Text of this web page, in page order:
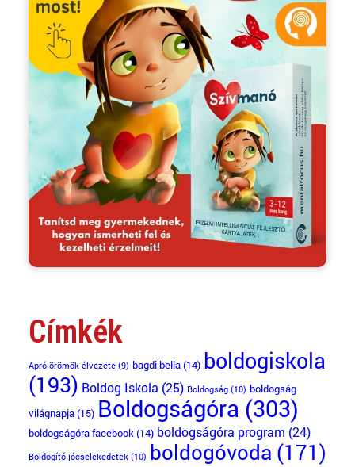
Címkék
Apró örömök élvezete(9) bagdi bella(14) boldogiskola
(193) Boldog Iskola (25) Boldogság(10) boldogság
világnapja(15) Boldogságóra (303)
boldogságóra facebook(14) boldogságóra program (24)
Boldogító jócselekedetek(10) boldogóvoda (171)